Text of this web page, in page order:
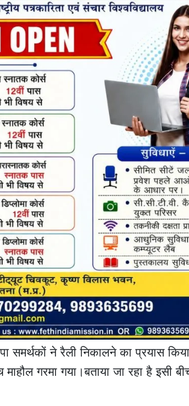
समर्थकों ने रैली निकालने का प्रयास
गरमा गया।बताया जा रहा है इसी